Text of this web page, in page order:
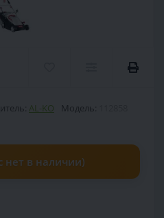
AL-KO Модель:
нет в наличии)